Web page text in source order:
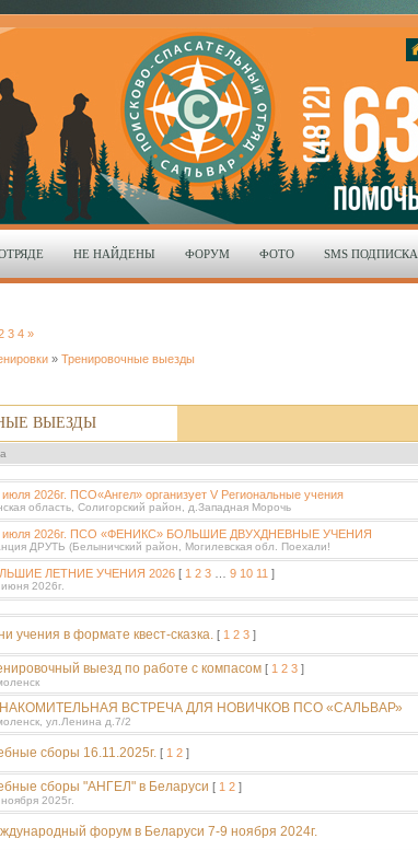
НЕ НАЙДЕНЫ ФОРУМ ФОТО SMS ПОДПИСКА
3 4 »
» Тренировочные выезды
ВЫЕЗДЫ
2026г. ПСО«Ангел» организует V Региональные учения
область, Солигорский район, д.Западная Морочь
июля 2026г. ПСО «ФЕНИКС» БОЛЬШИЕ ДВУХДНЕВНЫЕ УЧЕНИЯ
ДРУТЬ (Белыничский район, Могилевская обл. Поехали!
ЛЕТНИЕ УЧЕНИЯ 2026 [ 1 2 3 9 10 11 ]
2026г.
учения в формате квест-сказка. [ 1 2 3 ]
выезд по работе с компасом [ 1 2 3 ]
ВСТРЕЧА ДЛЯ НОВИЧКОВ ПСО «САЛЬВАР»
ул.Ленина д.7/2
сборы 16.11.2025г. [ 1 2 ]
сборы "АНГЕЛ" в Беларуси [ 1 2 ]
2025г.
форум в Беларуси 7-9 ноября 2024г.